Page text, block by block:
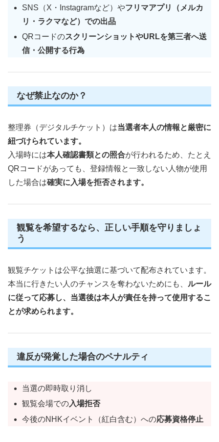
SNS（X・Instagramなど）やフリマアプリ（メルカ
リ・ラクマなど）での出品
QRコードのスクリーンショットやURLを第三者へ送
信・公開する行為
なぜ禁止なのか？
整理券（デジタルチケット）は当選者本人の情報と厳密に
紐づけられています。
入場時には本人確認書類との照合が行われるため、たとえ
QRコードがあっても、登録情報と一致しない人物が使用
した場合は確実に入場を拒否されます。
観覧を希望するなら、正しい手順を守りましょ
う
観覧チケットは公平な抽選に基づいて配布されています。
本当に行きたい人のチャンスを奪わないためにも、 ルール
に従って応募し、当選後は本人が責任を持って使用するこ
とが求められます。
違反が発覚した場合のペナルティ
当選の即時取り消し
観覧会場での入場拒否
今後のNHKイベント（紅白含む）への応募資格停止